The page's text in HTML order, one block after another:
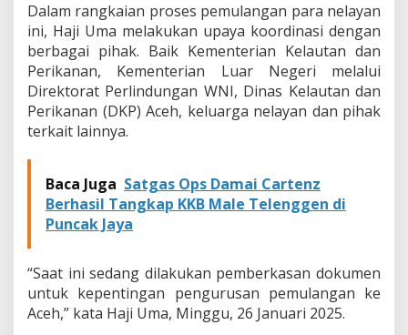
n
g
k
a
n
A
w
e
b
r
i
M
e
Dalam rangkaian proses pemulangan para nelayan
ini, Haji Uma melakukan upaya koordinasi dengan
berbagai pihak. Baik Kementerian Kelautan dan
Perikanan, Kementerian Luar Negeri melalui
Direktorat Perlindungan WNI, Dinas Kelautan dan
Perikanan (DKP) Aceh, keluarga nelayan dan pihak
terkait lainnya.
Baca Juga Satgas Ops Damai Cartenz
Berhasil Tangkap KKB Male Telenggen di
Puncak Jaya
“Saat ini sedang dilakukan pemberkasan dokumen
untuk kepentingan pengurusan pemulangan ke
Aceh,” kata Haji Uma, Minggu, 26 Januari 2025.